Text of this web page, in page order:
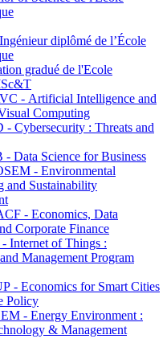
diplômé de l’École
gradué de l'Ecole
- Artificial Intelligence and
Computing
- Cybersecurity : Threats and
Data Science for Business
- Environmental
and Sustainability
- Economics, Data
Corporate Finance
Internet of Things :
Management Program
- Economics for Smart Cities
Policy
- Energy Environment :
& Management